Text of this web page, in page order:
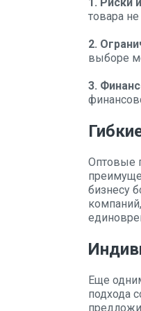
товара
2.
выборе
3.
Оптовые
бизнесу
Еще
подхода